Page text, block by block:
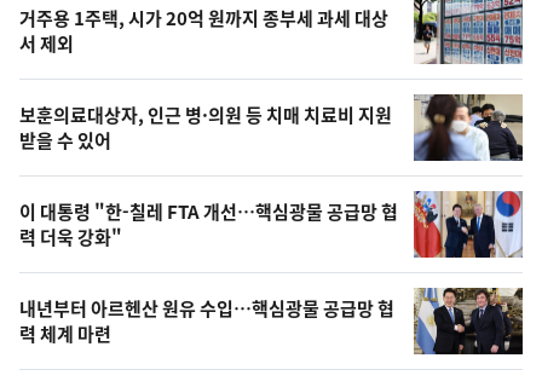
늘
의
영
상
오
늘
의
사
진
거주용 1주택, 시가 20억 원까지 종부세 과세 대상
서 제외
보훈의료대상자, 인근 병·의원 등 치매 치료비 지원
받을 수 있어
이 대통령 "한-칠레 FTA 개선…핵심광물 공급망 협
력 더욱 강화"
내년부터 아르헨산 원유 수입…핵심광물 공급망 협
력 체계 마련